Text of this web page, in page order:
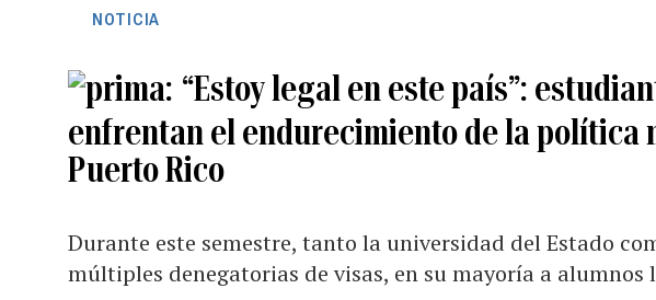
NOTICIA
“Estoy legal en este país”:
enfrentan el endurecimiento de la política
Puerto Rico
Durante este semestre, tanto la universidad del Estado
múltiples denegatorias de visas, en su mayoría a alumnos